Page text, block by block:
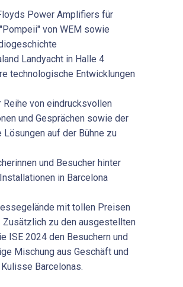
Power Amplifiers für
von WEM sowie
Landyacht in Halle 4
technologische Entwicklungen
Reihe von eindrucksvollen
und Gesprächen sowie der
auf der Bühne zu
und Besucher hinter
in Barcelona
mit tollen Preisen
Zusätzlich zu den ausgestellten
ISE 2024 den Besuchern und
Mischung aus Geschäft und
Barcelonas.